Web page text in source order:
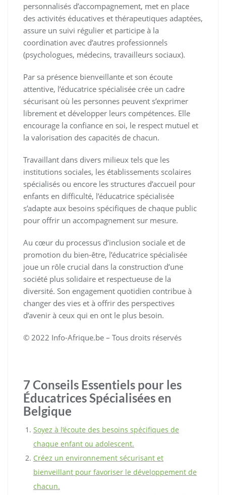
personnalisés d’accompagnement, met en place
des activités éducatives et thérapeutiques adaptées,
assure un suivi régulier et participe à la
coordination avec d’autres professionnels
(psychologues, médecins, travailleurs sociaux).
Par sa présence bienveillante et son écoute
attentive, l’éducatrice spécialisée crée un cadre
sécurisant où les personnes peuvent s’exprimer
librement et développer leurs compétences. Elle
encourage la confiance en soi, le respect mutuel et
la valorisation des capacités de chacun.
Travaillant dans divers milieux tels que les
institutions sociales, les établissements scolaires
spécialisés ou encore les structures d’accueil pour
enfants en difficulté, l’éducatrice spécialisée
s’adapte aux besoins spécifiques de chaque public
pour offrir un accompagnement sur mesure.
Au cœur du processus d’inclusion sociale et de
promotion du bien-être, l’éducatrice spécialisée
joue un rôle crucial dans la construction d’une
société plus solidaire et respectueuse de la
diversité. Son engagement quotidien contribue à
changer des vies et à offrir des perspectives
d’avenir à ceux qui en ont le plus besoin.
© 2022 Info-Afrique.be – Tous droits réservés
7 Conseils Essentiels pour les
Éducatrices Spécialisées en
Belgique
Soyez à l’écoute des besoins spécifiques de
chaque enfant ou adolescent.
Créez un environnement sécurisant et
bienveillant pour favoriser le développement de
chacun.